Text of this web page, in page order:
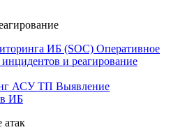
ИБ (SOC) Оперативное
и реагирование
АСУ ТП Выявление
ИБ
атак